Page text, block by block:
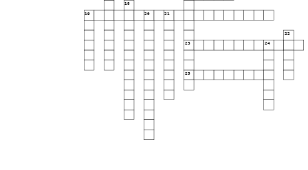
18
19 20 21
22
23 24
25